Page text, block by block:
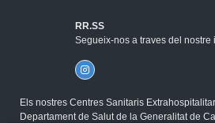
RR.SS
Segueix-nos a traves del nostre
Els nostres Centres Sanitaris
Departament de Salut de la Generalitat de